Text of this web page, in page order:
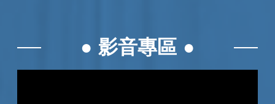
影音專區